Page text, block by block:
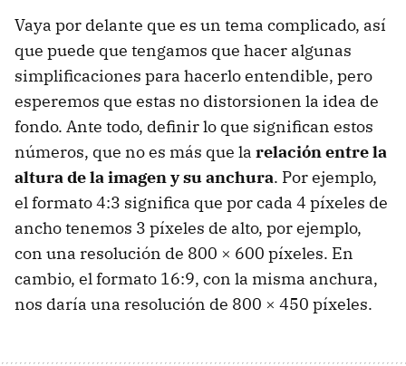
Vaya por delante que es un tema complicado, así
que puede que tengamos que hacer algunas
simplificaciones para hacerlo entendible, pero
esperemos que estas no distorsionen la idea de
fondo. Ante todo, definir lo que significan estos
números, que no es más que la relación entre la
altura de la imagen y su anchura. Por ejemplo,
el formato 4:3 significa que por cada 4 píxeles de
ancho tenemos 3 píxeles de alto, por ejemplo,
con una resolución de 800 × 600 píxeles. En
cambio, el formato 16:9, con la misma anchura,
nos daría una resolución de 800 × 450 píxeles.